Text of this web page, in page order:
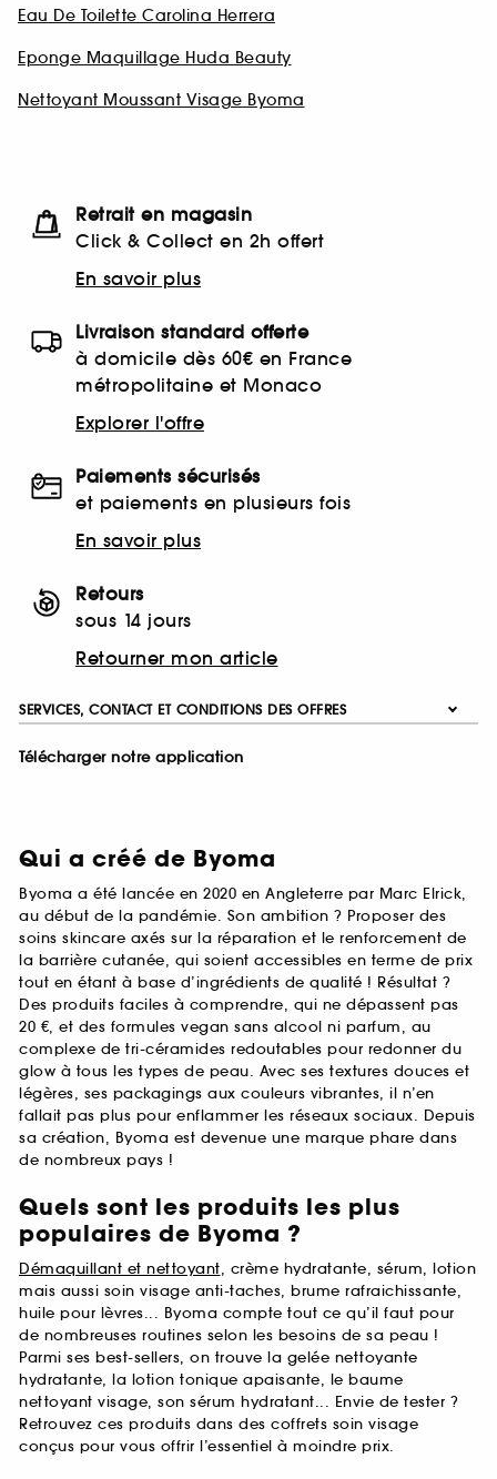
Eau De Toilette Carolina Herrera
Eponge Maquillage Huda Beauty
Nettoyant Moussant Visage Byoma
Retrait en magasin
Click & Collect en 2h offert
En savoir plus
Livraison standard offerte
à domicile dès 60€ en France
métropolitaine et Monaco
Explorer l'offre
Paiements sécurisés
et paiements en plusieurs fois
En savoir plus
Retours
sous 14 jours
Retourner mon article
SERVICES, CONTACT ET CONDITIONS DES OFFRES
Télécharger notre application
Qui a créé de Byoma
Byoma a été lancée en 2020 en Angleterre par Marc Elrick,
au début de la pandémie. Son ambition ? Proposer des
soins skincare axés sur la réparation et le renforcement de
la barrière cutanée, qui soient accessibles en terme de prix
tout en étant à base d’ingrédients de qualité ! Résultat ?
Des produits faciles à comprendre, qui ne dépassent pas
20 €, et des formules vegan sans alcool ni parfum, au
complexe de tri-céramides redoutables pour redonner du
glow à tous les types de peau. Avec ses textures douces et
légères, ses packagings aux couleurs vibrantes, il n’en
fallait pas plus pour enflammer les réseaux sociaux. Depuis
sa création, Byoma est devenue une marque phare dans
de nombreux pays !
Quels sont les produits les plus
populaires de Byoma ?
Démaquillant et nettoyant, crème hydratante, sérum, lotion
mais aussi soin visage anti-taches, brume rafraichissante,
huile pour lèvres... Byoma compte tout ce qu’il faut pour
de nombreuses routines selon les besoins de sa peau !
Parmi ses best-sellers, on trouve la gelée nettoyante
hydratante, la lotion tonique apaisante, le baume
nettoyant visage, son sérum hydratant... Envie de tester ?
Retrouvez ces produits dans des coffrets soin visage
conçus pour vous offrir l’essentiel à moindre prix.